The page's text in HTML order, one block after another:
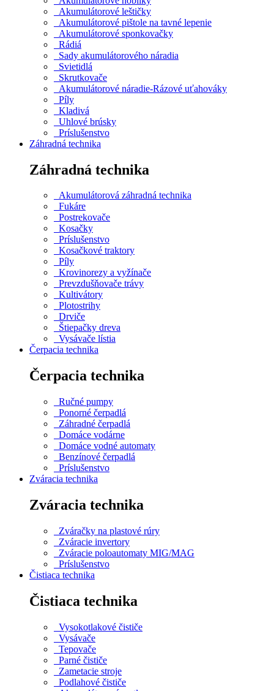
Akumulátorové leštičky
Akumulátorové pištole na tavné lepenie
Akumulátorové sponkovačky
Rádiá
Sady akumulátorového náradia
Svietidlá
Skrutkovače
Akumulátorové náradie-Rázové uťahováky
Píly
Kladivá
Uhlové brúsky
Príslušenstvo
Záhradná technika
Záhradná technika
Akumulátorová záhradná technika
Fukáre
Postrekovače
Kosačky
Príslušenstvo
Kosačkové traktory
Píly
Krovinorezy a vyžínače
Prevzdušňovače trávy
Kultivátory
Plotostrihy
Drviče
Štiepačky dreva
Vysávače lístia
Čerpacia technika
Čerpacia technika
Ručné pumpy
Ponorné čerpadlá
Záhradné čerpadlá
Domáce vodárne
Domáce vodné automaty
Benzínové čerpadlá
Príslušenstvo
Zváracia technika
Zváracia technika
Zváračky na plastové rúry
Zváracie invertory
Zváracie poloautomaty MIG/MAG
Príslušenstvo
Čistiaca technika
Čistiaca technika
Vysokotlakové čističe
Vysávače
Tepovače
Parné čističe
Zametacie stroje
Podlahové čističe